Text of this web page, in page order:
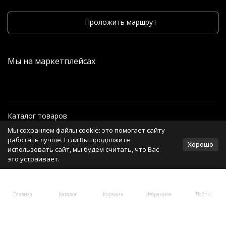
Главная Каталог Корзина Избранное Войти
Проложить маршрут
Мы на маркетплейсах
Каталог товаров
Информация
Политика персональных данных
Мы сохраняем файлы cookie: это помогает сайту
работать лучше. Если Вы продолжите
использовать сайт, мы будем считать, что Вас
это устраивает.
Хорошо